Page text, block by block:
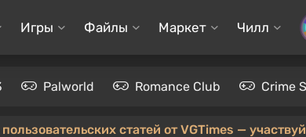
Игры Файлы Маркет Чилл
Palworld Romance Club Crime
статей от VGTimes —